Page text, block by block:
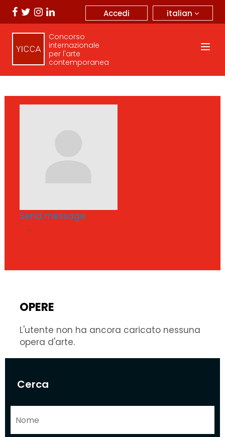
italian
Accedi
Concorso
internazionale
per l'arte
contemporanea
Cerca
Send message
...
OPERE
L'utente non ha ancora caricato nessuna
opera d'arte.